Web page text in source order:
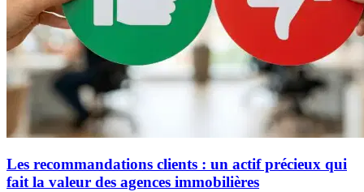
Les recommandations clients : un actif précieux qui
fait la valeur des agences immobilières